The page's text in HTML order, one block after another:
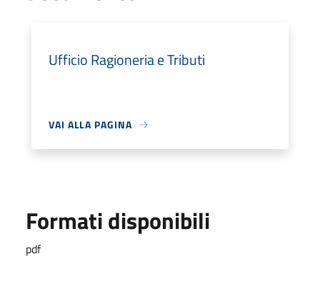
Ufficio Ragioneria e Tributi
VAI ALLA PAGINA
Formati disponibili
pdf